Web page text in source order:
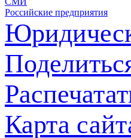
Российские предприятия
Карта